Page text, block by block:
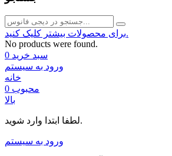
برای محصولات بیشتر کلیک کنید.
No products were found.
سبد خرید 0
ورود به سیستم
خانه
محبوب 0
بالا
لطفا ابتدا وارد شوید.
ورود به سیستم